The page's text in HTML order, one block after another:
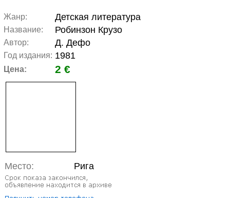
Жанр: Детская литература
Название: Робинзон Крузо
Автор: Д. Дефо
Год издания: 1981
Цена: 2 €
Место: Рига